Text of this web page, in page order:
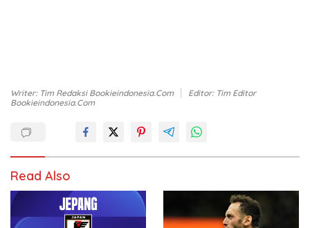
Writer: Tim Redaksi Bookieindonesia.com
Editor: Tim Editor
Bookieindonesia.com
Read Also